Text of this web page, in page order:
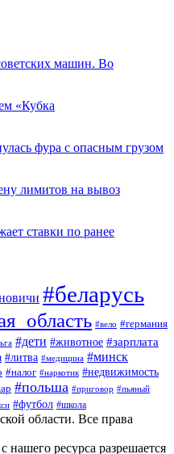
машин. Во
«Кубка
фура с опасным грузом
лимитов на вывоз
ставки по ранее
#беларусь
#вело #германия
#дети #животное #зарплата
#литва #медицина #минск
#налог #наркотик #недвижимость
#польша #приговор #пьяный
#футбол #школа
области. Все права
ресурса разрешается